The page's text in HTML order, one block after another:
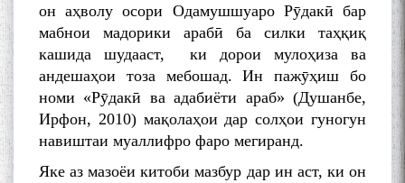
он аҳволу осори Одамушшуаро Рӯдакӣ бар
мабнои мадорики арабӣ ба силки таҳқиқ
кашида шудааст, ки дорои мулоҳиза ва
андешаҳои тоза мебошад. Ин пажӯҳиш бо
номи «Рӯдакӣ ва адабиёти араб» (Душанбе,
Ирфон, 2010) мақолаҳои дар солҳои гуногун
навиштаи муаллифро фаро мегиранд.
Яке аз мазоёи китоби мазбур дар ин аст, ки он